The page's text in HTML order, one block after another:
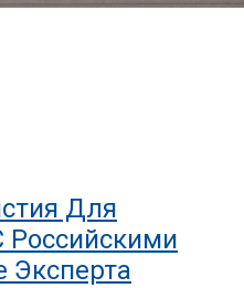
Для
Российскими